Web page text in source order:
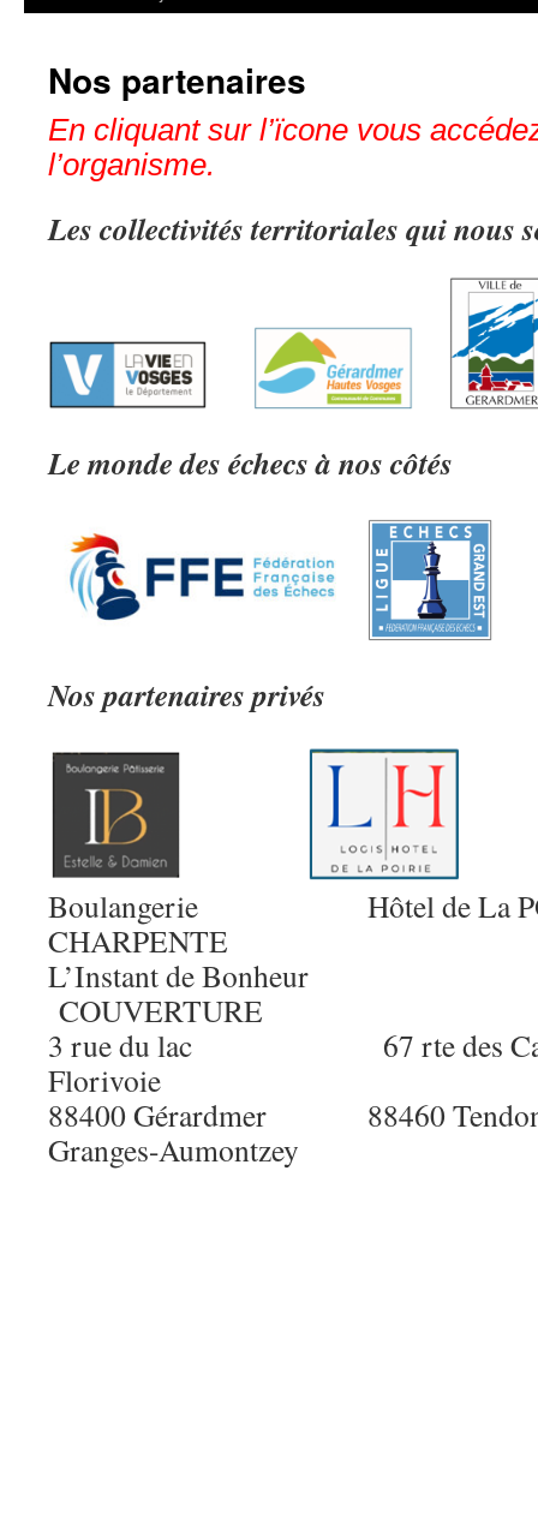
Nos partenaires
En cliquant sur l’ïcone vous
l’organisme.
Les collectivités territoriales qui nous
Le monde des échecs à nos côtés
Nos partenaires privés
Boulangerie Hôtel de La
CHARPENTE
L’Instant de
COUVERTURE
3 rue du lac 67 rte des
Florivoie
88400 Gérardmer 88460
Granges-Aumontzey